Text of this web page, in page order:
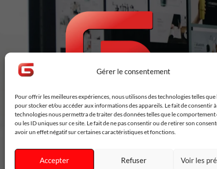
Gérer le consentement
Pour offrir les meilleures expériences, nous utilisons des technologies telles que
pour stocker et/ou accéder aux informations des appareils. Le fait de consentir à
technologies nous permettra de traiter des données telles que le comportement
ou les ID uniques sur ce site. Le fait de ne pas consentir ou de retirer son
avoir un effet négatif sur certaines caractéristiques et fonctions.
Accepter Refuser Voir les